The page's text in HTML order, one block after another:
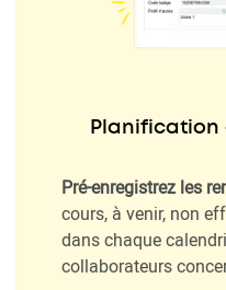
Planification
Pré-enregistrez les
cours, à venir, non
dans chaque
collaborateurs